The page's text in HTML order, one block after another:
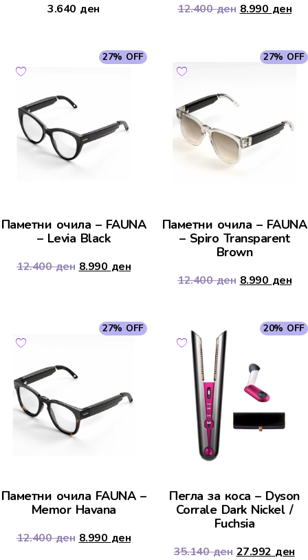
3.640 ден 12.400ден 8.990 ден
27% OFF
Паметни очила – FAUNA
– Levia Black
12.400ден 8.990 ден
27% OFF
Паметни очила – FAUNA
– Spiro Transparent
Brown
12.400ден 8.990 ден
27% OFF
Паметни очила FAUNA –
Memor Havana
12.400ден 8.990 ден
20% OFF
Пегла за коса – Dyson
Corrale Dark Nickel /
Fuchsia
35.140ден 27.992 ден